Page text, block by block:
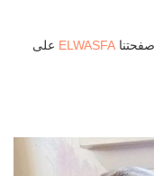
ELWASFA على